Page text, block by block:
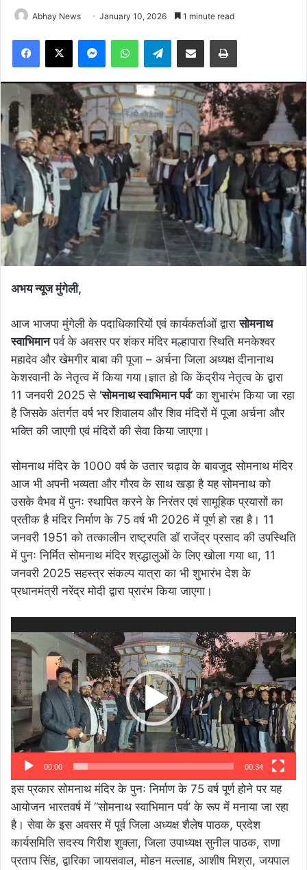
Abhay News January 10, 2026 1 minute read
Facebook
X MessengerWhatsAppTelegramShare via Email Print
अभय न्यूज मुंगेली,
आज भाजपा मुंगेली के पदाधिकारियों एवं कार्यकर्ताओं द्वारासोमनाथ
स्वाभिमानपर्व के अवसर पर शंकर मंदिर मल्हापारा स्थिति मनकेश्वर
महादेव और खेमगीर बाबा की पूजा – अर्चना जिला अध्यक्ष दीनानाथ
केशरवानी के नेतृत्व में किया गया।ज्ञात हो कि केंद्रीय नेतृत्व के द्वारा
11 जनवरी 2025 से ‘सोमनाथ स्वाभिमान पर्व‘ का शुभारंभ किया जा रहा
है जिसके अंतर्गत वर्ष भर शिवालय और शिव मंदिरों में पूजा अर्चना और
भक्ति की जाएगी एवं मंदिरों की सेवा किया जाएगा।
सोमनाथ मंदिर के 1000 वर्ष के उतार चढ़ाव के बावजूद सोमनाथ मंदिर
आज भी अपनी भव्यता और गौरव के साथ खड़ा है यह सोमनाथ को
उसके वैभव में पुनः स्थापित करने के निरंतर एवं सामूहिक प्रयासों का
प्रतीक है मंदिर निर्माण के 75 वर्ष भी 2026 में पूर्ण हो रहा है। 11
जनवरी 1951 को तत्कालीन राष्ट्रपति डॉ राजेंद्र प्रसाद की उपस्थिति
में पुनः निर्मित सोमनाथ मंदिर श्रद्धालुओं के लिए खोला गया था, 11
जनवरी 2025 सहस्त्र संकल्प यात्रा का भी शुभारंभ देश के
प्रधानमंत्री नरेंद्र मोदी द्वारा प्रारंभ किया जाएगा।
Player
00:00 00:34
इस प्रकार सोमनाथ मंदिर के पुनः निर्माण के 75 वर्ष पूर्ण होने पर यह
आयोजन भारतवर्ष में “सोमनाथ स्वाभिमान पर्व’ के रूप में मनाया जा रहा
है। सेवा के इस अवसर में पूर्व जिला अध्यक्ष शैलेष पाठक, प्रदेश
कार्यसमिति सदस्य गिरीश शुक्ला, जिला उपाध्यक्ष सुनील पाठक, राणा
प्रताप सिंह, द्वारिका जायसवाल, मोहन मल्लाह, आशीष मिश्रा, जयपाल